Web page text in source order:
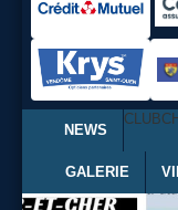
NEWS
CLUB
GALERIE